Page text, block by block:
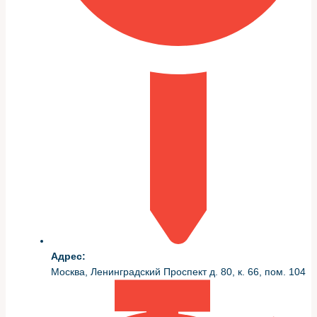
Подготовка — половина успеха. Список необходимого
минимален, но желательно иметь под рукой
Отвинчиваемые хомуты/новые
Замена старых
креплений патрубков
Новый радиатор отопления
(оригинал или качественный
часть
Адрес:
Москва, Ленинградский Проспект д. 80, к. 66, пом. 104